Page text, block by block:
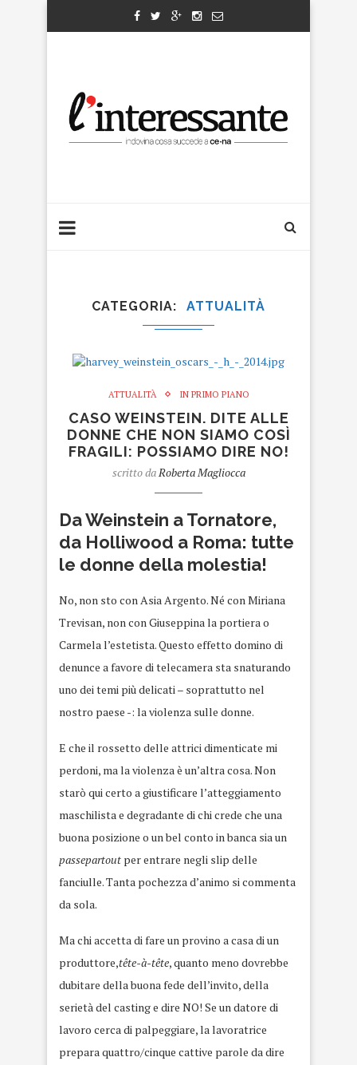
CATEGORIA ATTUALITÀ
ATTUALITÀ IN PRIMO PIANO
CASO WEINSTEIN. DITE ALLE
DONNE CHE NON SIAMO COSÌ
FRAGILI: POSSIAMO DIRE NO!
scritto da Roberta Magliocca
Da Weinstein a Tornatore,
da Holliwood a Roma: tutte
le donne della molestia!
No, non sto con Asia Argento. Né con Miriana
Trevisan, non con Giuseppina la portiera o
Carmela l’estetista. Questo effetto domino di
denunce a favore di telecamera sta snaturando
uno dei temi più delicati – soprattutto nel
nostro paese -: la violenza sulle donne.
E che il rossetto delle attrici dimenticate mi
perdoni, ma la violenza è un’altra cosa. Non
starò qui certo a giustificare l’atteggiamento
maschilista e degradante di chi crede che una
buona posizione o un bel conto in banca sia un
passepartout per entrare negli slip delle
fanciulle. Tanta pochezza d’animo si commenta
da sola.
Ma chi accetta di fare un provino a casa di un
produttore,tête-à-tête, quanto meno dovrebbe
dubitare della buona fede dell’invito, della
serietà del casting e dire NO! Se un datore di
lavoro cerca di palpeggiare, la lavoratrice
prepara quattro/cinque cattive parole da dire